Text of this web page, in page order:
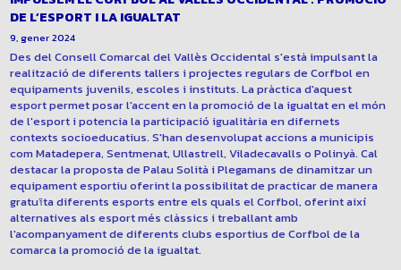
IMPULSEM EL CORFBOL AL VALLÈS OCCIDENTAL : PROMOCIÓ
DE L’ESPORT I LA IGUALTAT
9, gener 2024
Des del Consell Comarcal del Vallès Occidental s'està impulsant la
realització de diferents tallers i projectes regulars de Corfbol en
equipaments juvenils, escoles i instituts. La pràctica d'aquest
esport permet posar l'accent en la promoció de la igualtat en el món
de l'esport i potencia la participació igualitària en difernets
contexts socioeducatius. S'han desenvolupat accions a municipis
com Matadepera, Sentmenat, Ullastrell, Viladecavalls o Polinyà. Cal
destacar la proposta de Palau Solità i Plegamans de dinamitzar un
equipament esportiu oferint la possibilitat de practicar de manera
gratuïta diferents esports entre els quals el Corfbol, oferint així
alternatives als esport més clàssics i treballant amb
l'acompanyament de diferents clubs esportius de Corfbol de la